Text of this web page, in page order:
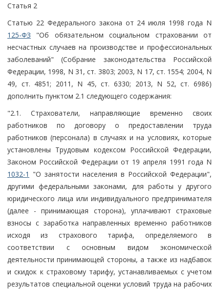
Статья 2
Статью 22 Федерального закона от 24 июля 1998 года N
125-ФЗ "Об обязательном социальном страховании от
несчастных случаев на производстве и профессиональных
заболеваний" (Собрание законодательства Российской
Федерации, 1998, N 31, ст. 3803; 2003, N 17, ст. 1554; 2004, N
49, ст. 4851; 2011, N 45, ст. 6330; 2013, N 52, ст. 6986)
дополнить пунктом 2.1 следующего содержания:
"2.1. Страхователи, направляющие временно своих
работников по договору о предоставлении труда
работников (персонала) в случаях и на условиях, которые
установлены Трудовым кодексом Российской Федерации,
Законом Российской Федерации от 19 апреля 1991 года N
1032-1 "О занятости населения в Российской Федерации",
другими федеральными законами, для работы у другого
юридического лица или индивидуального предпринимателя
(далее - принимающая сторона), уплачивают страховые
взносы с заработка направленных временно работников
исходя из страхового тарифа, определяемого в
соответствии с основным видом экономической
деятельности принимающей стороны, а также из надбавок
и скидок к страховому тарифу, устанавливаемых с учетом
результатов специальной оценки условий труда на рабочих